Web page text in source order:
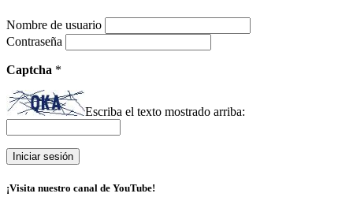
Nombre de usuario
Contraseña
Captcha *
Escriba el texto mostrado arriba:
¡Visita nuestro canal de YouTube!